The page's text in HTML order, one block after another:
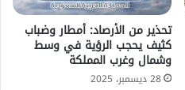
تحذير من الأرصاد: أمطار وضباب
كثيف يحجب الرؤية في وسط
وشمال وغرب المملكة
28 ديسمبر، 2025